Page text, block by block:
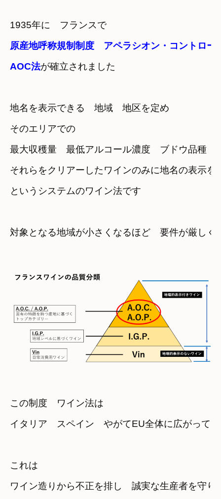
1935年に　フランスで
原産地呼称規制制度　アペラシオン・コントロー
AOC法が確立されました
地名を表示できる　地域　地区を定め
そのエリアでの
最大収穫量　最低アルコール濃度　ブドウ品種　
それらをクリアーしたワインのみに地名の表示を
というシステムのワイン法です
対象となる地域が小さくなるほど　要件が厳しく
この制度　ワイン法は
イタリア　スペイン　やがてEU全体に広がって
これは
ワイン造りから不正を排し　誠実な生産者を守り